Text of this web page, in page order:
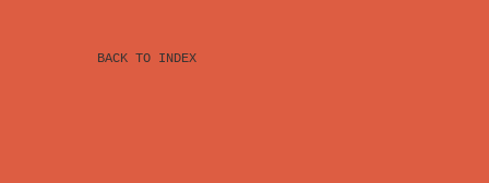
BACK TO INDEX